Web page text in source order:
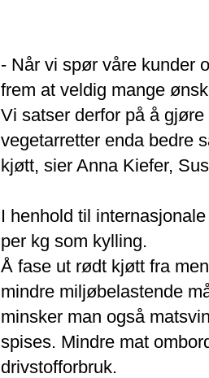
- Når vi spør våre kunder
frem at veldig mange
Vi satser derfor på å
vegetarretter enda bedre
kjøtt, sier Anna Kiefer,
I henhold til
per kg som kylling.
Å fase ut rødt kjøtt fra
mindre miljøbelastende
minsker man også
spises. Mindre mat
drivstofforbruk.